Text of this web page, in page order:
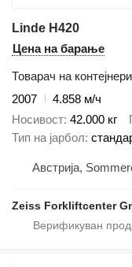
Linde H420
Цена на барање
Товарач на контејнери
2007
4.858 м/ч
Носивост 42.000 кг
Тип на јарбол
Австрија,
Zeiss Forkliftcenter